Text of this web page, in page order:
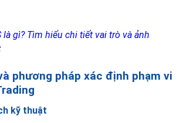
là gì? Tìm hiểu chi tiết vai trò và ảnh
phương pháp xác định phạm vi
kỹ thuật